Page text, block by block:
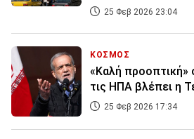
25 Φεβ 2026 23:04
ΚΟΣΜΟΣ
«Καλή προοπτική»
τις ΗΠΑ βλέπει η
25 Φεβ 2026 17:34